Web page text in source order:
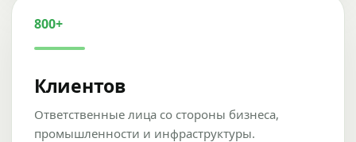
800+
Клиентов
Ответственные лица со стороны бизнеса,
промышленности и инфраструктуры.